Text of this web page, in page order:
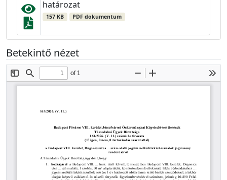
határozat
157 KB PDF dokumentum
Betekintő nézet